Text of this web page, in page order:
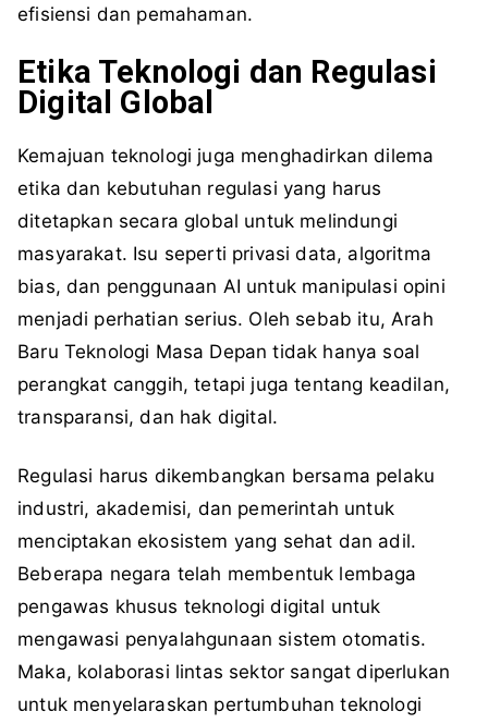
efisiensi dan pemahaman.
Etika Teknologi dan Regulasi
Digital Global
Kemajuan teknologi juga menghadirkan dilema
etika dan kebutuhan regulasi yang harus
ditetapkan secara global untuk melindungi
masyarakat. Isu seperti privasi data, algoritma
bias, dan penggunaan AI untuk manipulasi opini
menjadi perhatian serius. Oleh sebab itu, Arah
Baru Teknologi Masa Depan tidak hanya soal
perangkat canggih, tetapi juga tentang keadilan,
transparansi, dan hak digital.
Regulasi harus dikembangkan bersama pelaku
industri, akademisi, dan pemerintah untuk
menciptakan ekosistem yang sehat dan adil.
Beberapa negara telah membentuk lembaga
pengawas khusus teknologi digital untuk
mengawasi penyalahgunaan sistem otomatis.
Maka, kolaborasi lintas sektor sangat diperlukan
untuk menyelaraskan pertumbuhan teknologi